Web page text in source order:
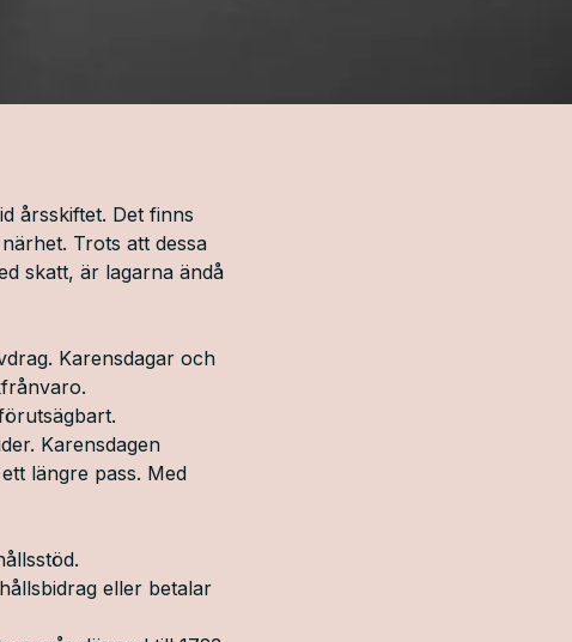
årsskiftet. Det finns
Trots att dessa
skatt, är lagarna ändå
Karensdagar och
Karensdagen
längre pass. Med
eller betalar